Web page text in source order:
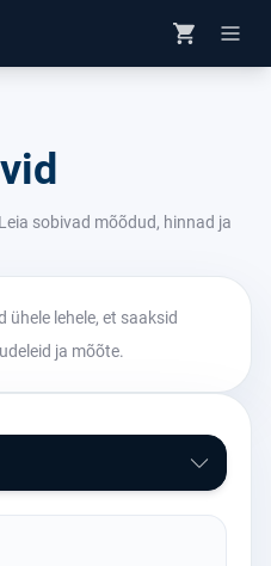
sobivad mõõdud, hinnad ja
ühele lehele, et saaksid
ja mõõte.